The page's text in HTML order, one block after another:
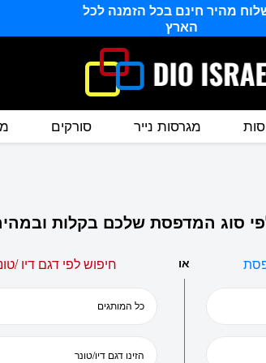
מהיר חינם בכל הזמנה לכל
הארץ
מגרסות נייר סורקים
סוג המדפסת שלכם בקלות
או חיפוש לפי דגם דיו /